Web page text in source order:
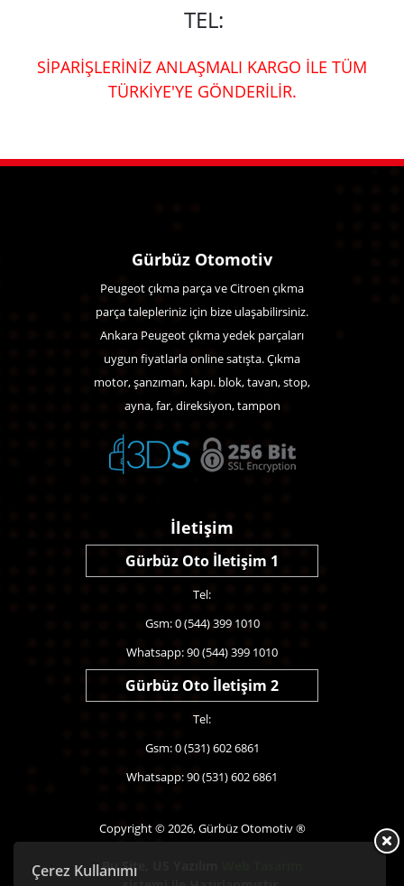
TEL:
SİPARİŞLERİNİZ ANLAŞMALI KARGO İLE TÜM
TÜRKİYE'YE GÖNDERİLİR.
Çerez Kullanımı
Gürbüz Otomotiv
Peugeot çıkma parça ve Citroen çıkma
parça talepleriniz için bize ulaşabilirsiniz.
Ankara Peugeot çıkma yedek parçaları
uygun fiyatlarla online satışta. Çıkma
motor, şanzıman, kapı. blok, tavan, stop,
ayna, far, direksiyon, tampon
İletişim
Gürbüz Oto İletişim 1
Tel:
Gsm: 0 (544) 399 1010
Whatsapp: 90 (544) 399 1010
Gürbüz Oto İletişim 2
Tel:
Gsm: 0 (531) 602 6861
Whatsapp: 90 (531) 602 6861
Copyright © 2026, Gürbüz Otomotiv ®
Bu Site,